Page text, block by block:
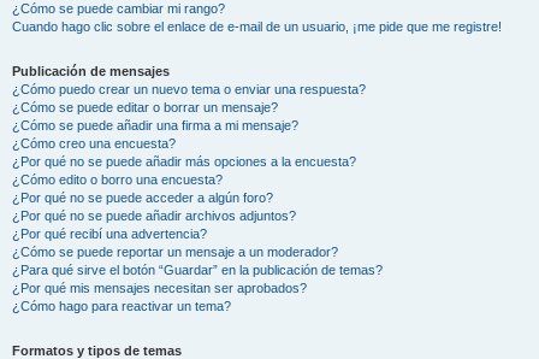
¿Cómo se puede cambiar mi rango?
Cuando hago clic sobre el enlace de e-mail de un usuario, ¡me pide que me registre!
Publicación de mensajes
¿Cómo puedo crear un nuevo tema o enviar una respuesta?
¿Cómo se puede editar o borrar un mensaje?
¿Cómo se puede añadir una firma a mi mensaje?
¿Cómo creo una encuesta?
¿Por qué no se puede añadir más opciones a la encuesta?
¿Cómo edito o borro una encuesta?
¿Por qué no se puede acceder a algún foro?
¿Por qué no se puede añadir archivos adjuntos?
¿Por qué recibí una advertencia?
¿Cómo se puede reportar un mensaje a un moderador?
¿Para qué sirve el botón “Guardar” en la publicación de temas?
¿Por qué mis mensajes necesitan ser aprobados?
¿Cómo hago para reactivar un tema?
Formatos y tipos de temas